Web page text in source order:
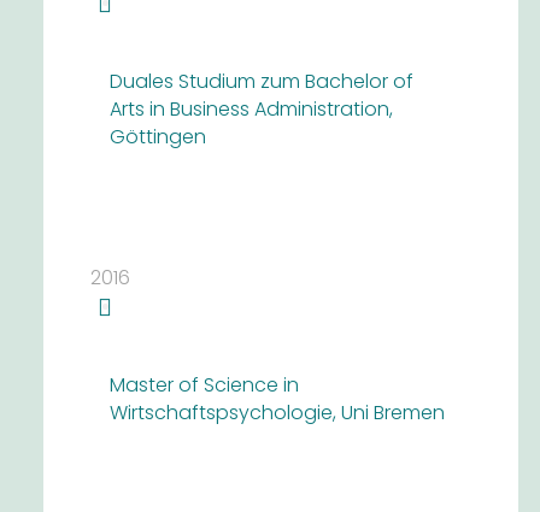
Duales Studium zum Bachelor of
Arts in Business Administration,
Göttingen
2016
Master of Science in
Wirtschaftspsychologie, Uni Bremen